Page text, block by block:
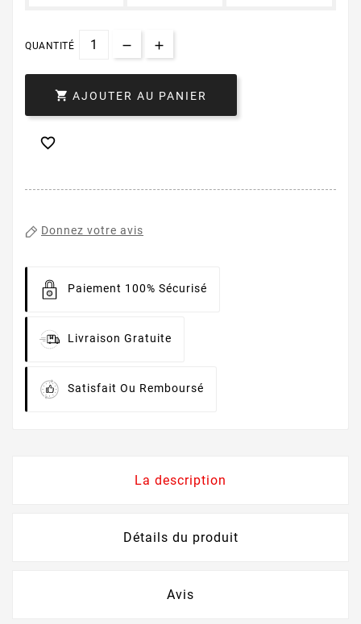
QUANTITÉ
 AJOUTER AU PANIER

Donnez votre avis
Paiement 100% Sécurisé
Livraison Gratuite
Satisfait Ou Remboursé
La description
Détails du produit
Avis